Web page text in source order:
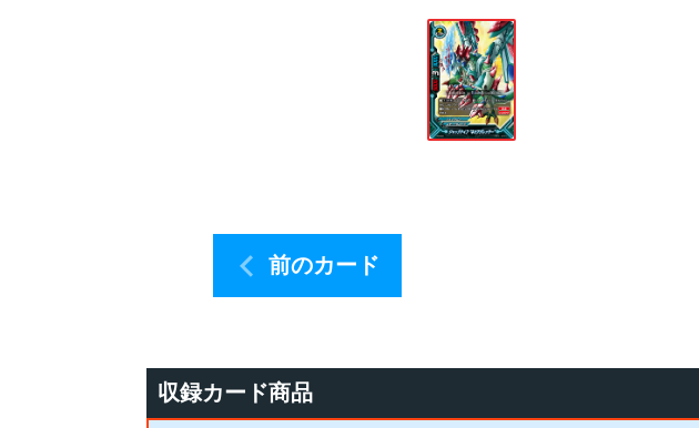
前のカード
収録カード商品